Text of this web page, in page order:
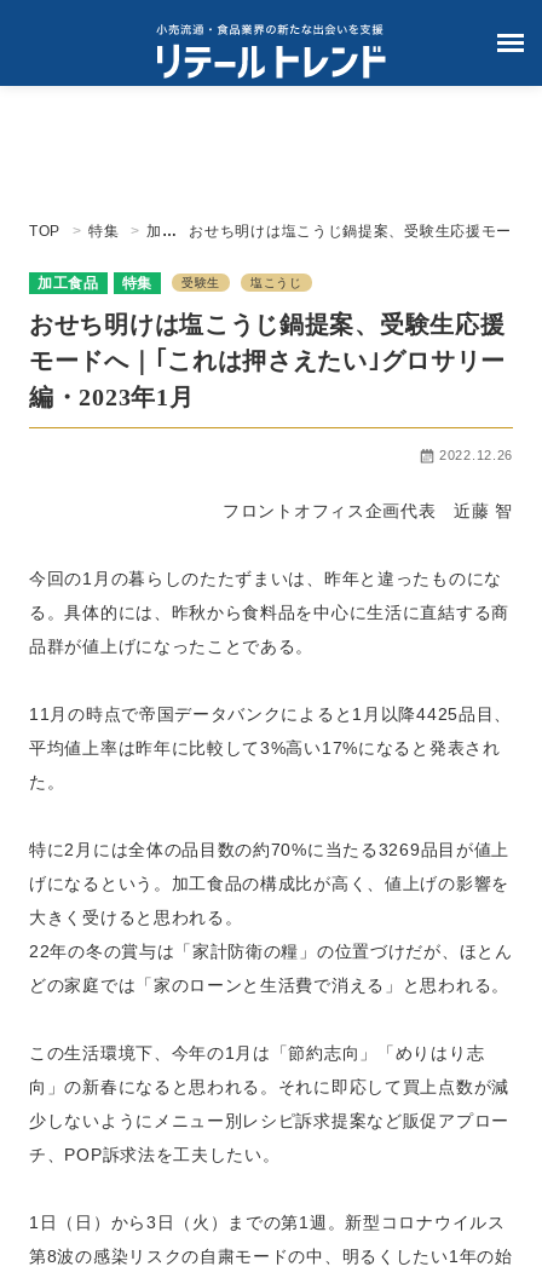
TOP 特集
加工
おせち明けは塩こうじ鍋提案、受験生応援モー
2023年1月
加工食品 特集 受験生 塩こうじ
おせち明けは塩こうじ鍋提案、受験生応援
モードへ｜｢これは押さえたい｣グロサリー
編・2023年1月
2022.12.26
フロントオフィス企画代表 近藤 智
今回の1月の暮らしのたたずまいは、昨年と違ったものにな
る。具体的には、昨秋から食料品を中心に生活に直結する商
品群が値上げになったことである。
11月の時点で帝国データバンクによると1月以降4425品目、
平均値上率は昨年に比較して3%高い17%になると発表され
た。
特に2月には全体の品目数の約70%に当たる3269品目が値上
げになるという。加工食品の構成比が高く、値上げの影響を
大きく受けると思われる。
22年の冬の賞与は「家計防衛の糧」の位置づけだが、ほとん
どの家庭では「家のローンと生活費で消える」と思われる。
この生活環境下、今年の1月は「節約志向」「めりはり志
向」の新春になると思われる。それに即応して買上点数が減
少しないようにメニュー別レシピ訴求提案など販促アプロー
チ、POP訴求法を工夫したい。
1日（日）から3日（火）までの第1週。新型コロナウイルス
第8波の感染リスクの自粛モードの中、明るくしたい1年の始